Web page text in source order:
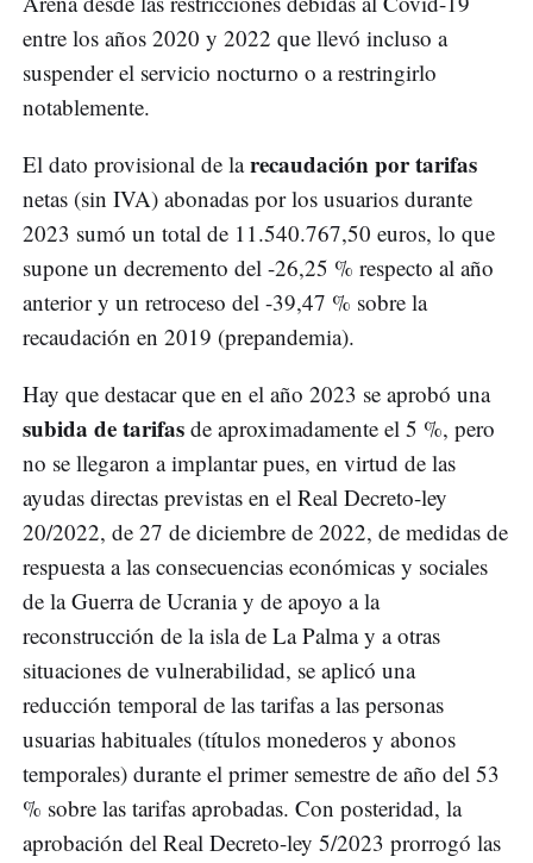
entre los años 2020 y 2022 que llevó incluso a
suspender el servicio nocturno o a restringirlo
notablemente.
El dato provisional de larecaudación por tarifas
netas (sin IVA) abonadas por los usuarios durante
2023 sumó un total de 11.540.767,50 euros, lo que
supone un decremento del -26,25 % respecto al año
anterior y un retroceso del -39,47 % sobre la
recaudación en 2019 (prepandemia).
Hay que destacar que en el año 2023 se aprobó una
subida de tarifas de aproximadamente el 5 %, pero
no se llegaron a implantar pues, en virtud de las
ayudas directas previstas en el Real Decreto-ley
20/2022, de 27 de diciembre de 2022, de medidas de
respuesta a las consecuencias económicas y sociales
de la Guerra de Ucrania y de apoyo a la
reconstrucción de la isla de La Palma y a otras
situaciones de vulnerabilidad, se aplicó una
reducción temporal de las tarifas a las personas
usuarias habituales (títulos monederos y abonos
temporales) durante el primer semestre de año del 53
% sobre las tarifas aprobadas. Con posteridad, la
aprobación del Real Decreto-ley 5/2023 prorrogó las